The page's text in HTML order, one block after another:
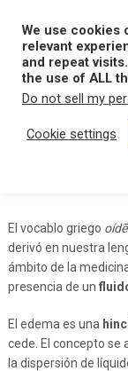
content
Home E Edema
El vocablo griego
derivó en nuestra
ámbito de la
presencia de un
El edema es una
cede. El concepto se
la dispersión de
We use cookies
relevant
and repeat
the use of ALL
Do not sell my
Cookie settings